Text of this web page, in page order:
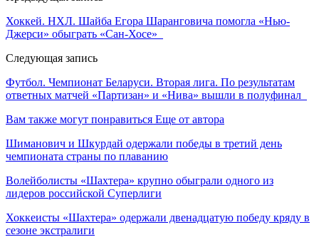
Хоккей. НХЛ. Шайба Егора Шаранговича помогла «Нью-
Джерси» обыграть «Сан-Хосе»
Следующая запись
Футбол. Чемпионат Беларуси. Вторая лига. По результатам
ответных матчей «Партизан» и «Нива» вышли в полуфинал
Вам также могут понравиться Еще от автора
Шиманович и Шкурдай одержали победы в третий день
чемпионата страны по плаванию
Волейболисты «Шахтера» крупно обыграли одного из
лидеров российской Суперлиги
Хоккеисты «Шахтера» одержали двенадцатую победу кряду в
сезоне экстралиги